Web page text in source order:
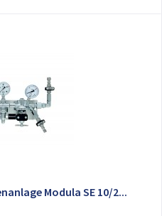
Modula SE 10/2...